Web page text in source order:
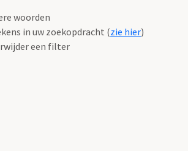
woorden
in uw zoekopdracht (zie hier)
een filter